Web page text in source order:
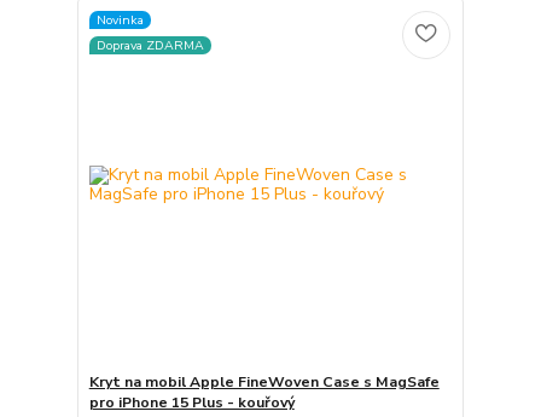
Novinka
Doprava ZDARMA
Kryt na mobil Apple FineWoven Case s MagSafe
pro iPhone 15 Plus - kouřový